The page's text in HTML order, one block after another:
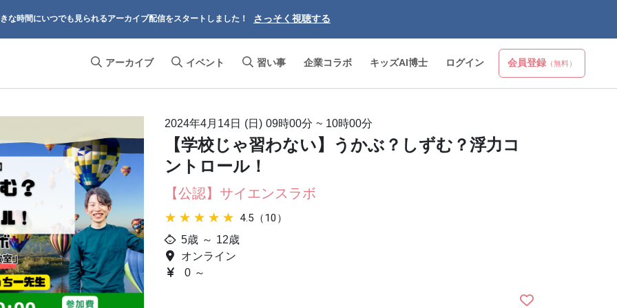
な時間にいつでも見られるアーカイブ配信をスタートしました！ さっそく視聴する
アーカイブ イベント 習い事 企業コラボ キッズAI博士 ログイン 会員登録（無料）
2024年4月14日 (日)09時00分 ~ 10時00分
【学校じゃ習わない】うかぶ？しずむ？浮力コ
ントロール！
【公認】サイエンスラボ
★★★★★
★★★★★ 4.5（10）
5歳 ～ 12歳
オンライン
0 ～